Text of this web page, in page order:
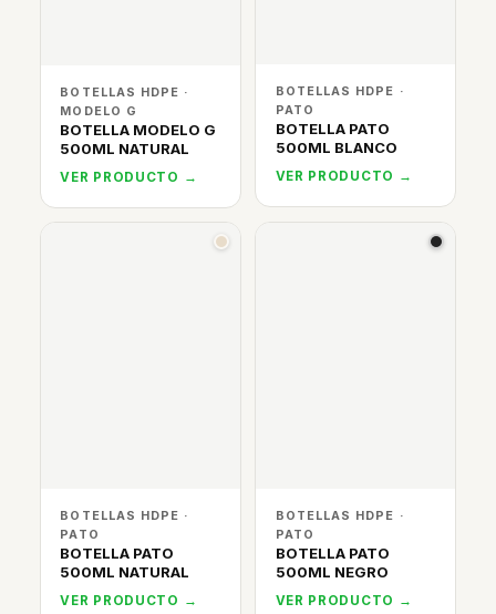
BOTELLAS HDPE ·
MODELO G
BOTELLA MODELO G
500ML NATURAL
VER PRODUCTO →
BOTELLAS HDPE ·
PATO
BOTELLA PATO
500ML BLANCO
VER PRODUCTO →
BOTELLAS HDPE ·
PATO
BOTELLA PATO
500ML NATURAL
VER PRODUCTO →
BOTELLAS HDPE ·
PATO
BOTELLA PATO
500ML NEGRO
VER PRODUCTO →